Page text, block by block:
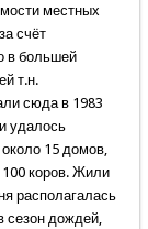
местных
счёт
в большей
т.н.
сюда в 1983
удалось
15 домов,
коров. Жили
располагалась
сезон дождей,